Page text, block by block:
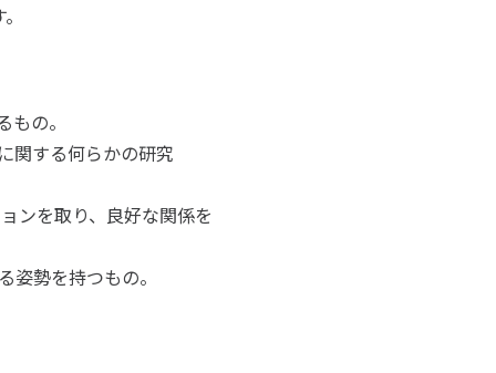
の。
関する何らかの研究
ンを取り、良好な関係を
勢を持つもの。